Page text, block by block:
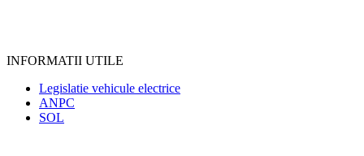
INFORMATII UTILE
Legislatie vehicule electrice
ANPC
SOL